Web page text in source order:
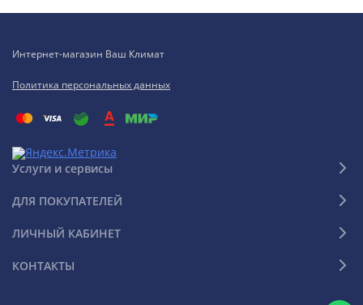
Интернет-магазин Ваш Климат
Политика персональных данных
Услуги и сервисы
ДЛЯ ПОКУПАТЕЛЕЙ
ЛИЧНЫЙ КАБИНЕТ
КОНТАКТЫ